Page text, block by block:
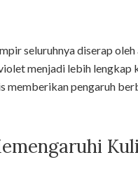
seluruhnya diserap
menjadi lebih lengkap
memberikan pengaruh